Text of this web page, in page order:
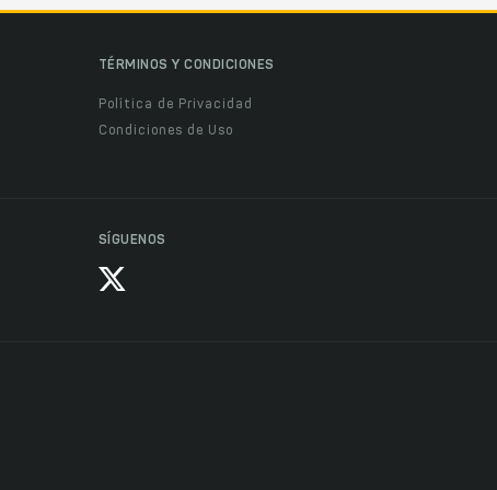
TÉRMINOS Y CONDICIONES
Política de Privacidad
Condiciones de Uso
SÍGUENOS